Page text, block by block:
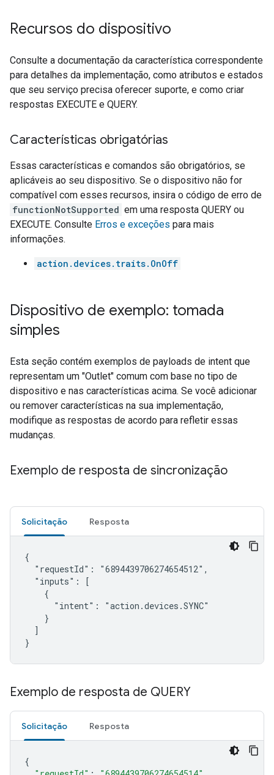
Recursos do dispositivo
Consulte a documentação da característica correspondente
para detalhes da implementação, como atributos e estados
que seu serviço precisa oferecer suporte, e como criar
respostas EXECUTE e QUERY.
Características obrigatórias
Essas características e comandos são obrigatórios, se
aplicáveis ao seu dispositivo. Se o dispositivo não for
compatível com esses recursos, insira o código de erro de
functionNotSupported em uma resposta QUERY ou
EXECUTE. Consulte Erros e exceções para mais
informações.
action.devices.traits.OnOff
Dispositivo de exemplo: tomada
simples
Esta seção contém exemplos de payloads de intent que
representam um "Outlet" comum com base no tipo de
dispositivo e nas características acima. Se você adicionar
ou remover características na sua implementação,
modifique as respostas de acordo para refletir essas
mudanças.
Exemplo de resposta de sincronização
Solicitação Resposta
{
  "requestId": "6894439706274654512",
  "inputs": [
    {
      "intent": "action.devices.SYNC"
    }
  ]
}
Exemplo de resposta de QUERY
Solicitação Resposta
{